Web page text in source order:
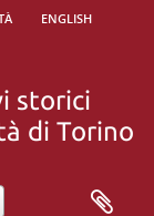
english